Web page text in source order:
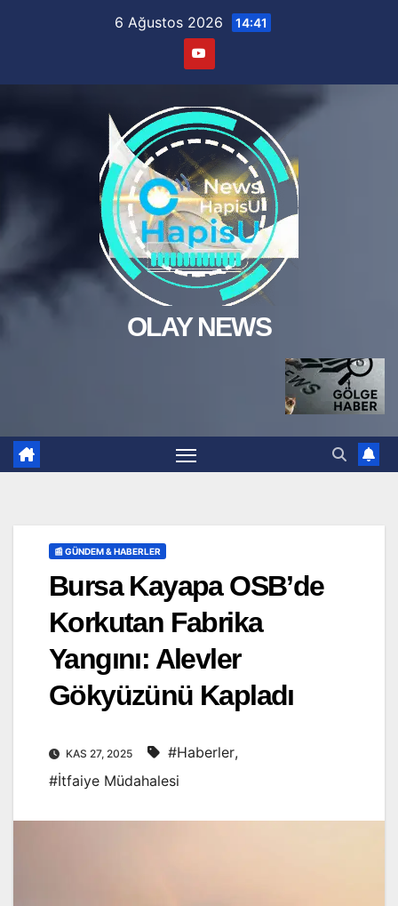
6 Ağustos 2026 14:41
OLAY NEWS
📰 GÜNDEM & HABERLER
Bursa Kayapa OSB’de
Korkutan Fabrika
Yangını: Alevler
Gökyüzünü Kapladı
KAS 27, 2025 #Haberler,
#İtfaiye Müdahalesi